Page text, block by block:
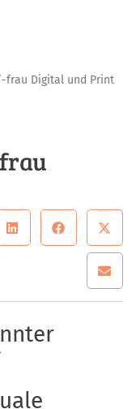
frau Digital und Print